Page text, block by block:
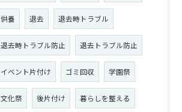
供養 退去 退去時トラブル
退去時トラブル防止 退去トラブル防止
イベント片付け ゴミ回収 学園祭
文化祭 後片付け 暮らしを整える